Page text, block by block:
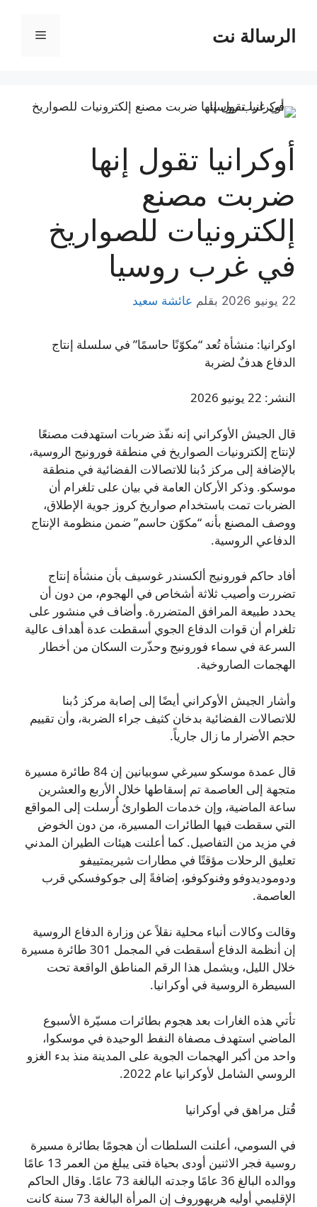
المحتوىالرسالة نت القائمة
أوكرانيا تقول إنها
ضربت مصنع
إلكترونيات للصواريخ
في غرب روسيا
22 يونيو 2026 بقلم عائشة سعيد
اوكرانيا: منشأة تُعد “مكوّنًا حاسمًا” في سلسلة إنتاج
الدفاع هدفٌ لضربة
النشر: 22 يونيو 2026
قال الجيش الأوكراني إنه نفّذ ضربات استهدفت مصنعًا
لإنتاج إلكترونيات الصواريخ في منطقة فورونيج الروسية،
بالإضافة إلى مركز دُبنا للاتصالات الفضائية في منطقة
موسكو. وذكر الأركان العامة في بيان على تلغرام أن
الضربات تمت باستخدام صواريخ كروز جوية الإطلاق،
ووصف المصنع بأنه “مكوّن حاسم” ضمن منظومة الإنتاج
الدفاعي الروسية.
أفاد حاكم فورونيج ألكسندر غوسيف بأن منشأة إنتاج
تضررت وأصيب ثلاثة أشخاص في الهجوم، من دون أن
يحدد طبيعة المرافق المتضررة. وأضاف في منشور على
تلغرام أن قوات الدفاع الجوي أسقطت عدة أهداف عالية
السرعة في سماء فورونيج وحذّرت السكان من أخطار
الهجمات الصاروخية.
وأشار الجيش الأوكراني أيضًا إلى إصابة مركز دُبنا
للاتصالات الفضائية بدخان كثيف جراء الضربة، وأن تقييم
حجم الأضرار ما زال جارياً.
قال عمدة موسكو سيرغي سوبيانين إن 84 طائرة مسيرة
متجهة إلى العاصمة تم إسقاطها خلال الأربع والعشرين
ساعة الماضية، وإن خدمات الطوارئ أُرسلت إلى المواقع
التي سقطت فيها الطائرات المسيرة، من دون الخوض
في مزيد من التفاصيل. كما أعلنت هيئات الطيران المدني
تعليق الرحلات مؤقتًا في مطارات شيريمتييفو
ودوموديدوفو وفنوكوفو، إضافةً إلى جوكوفسكي قرب
العاصمة.
وقالت وكالات أنباء محلية نقلاً عن وزارة الدفاع الروسية
إن أنظمة الدفاع أسقطت في المجمل 301 طائرة مسيرة
خلال الليل، ويشمل هذا الرقم المناطق الواقعة تحت
السيطرة الروسية في أوكرانيا.
تأتي هذه الغارات بعد هجوم بطائرات مسيّرة الأسبوع
الماضي استهدف مصفاة النفط الوحيدة في موسكوا،
واحد من أكبر الهجمات الجوية على المدينة منذ بدء الغزو
الروسي الشامل لأوكرانيا عام 2022.
قُتل مراهق في أوكرانيا
في السومي، أعلنت السلطات أن هجومًا بطائرة مسيرة
روسية فجر الاثنين أودى بحياة فتى يبلغ من العمر 13 عامًا
ووالده البالغ 36 عامًا وجدته البالغة 73 عامًا. وقال الحاكم
الإقليمي أوليه هريهوروف إن المرأة البالغة 73 سنة كانت